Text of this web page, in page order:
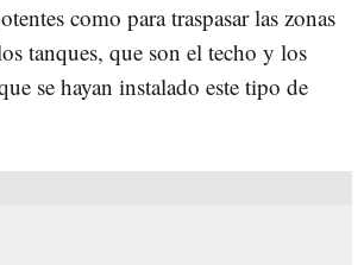
como para traspasar las zonas
tanques, que son el techo y los
se hayan instalado este tipo de